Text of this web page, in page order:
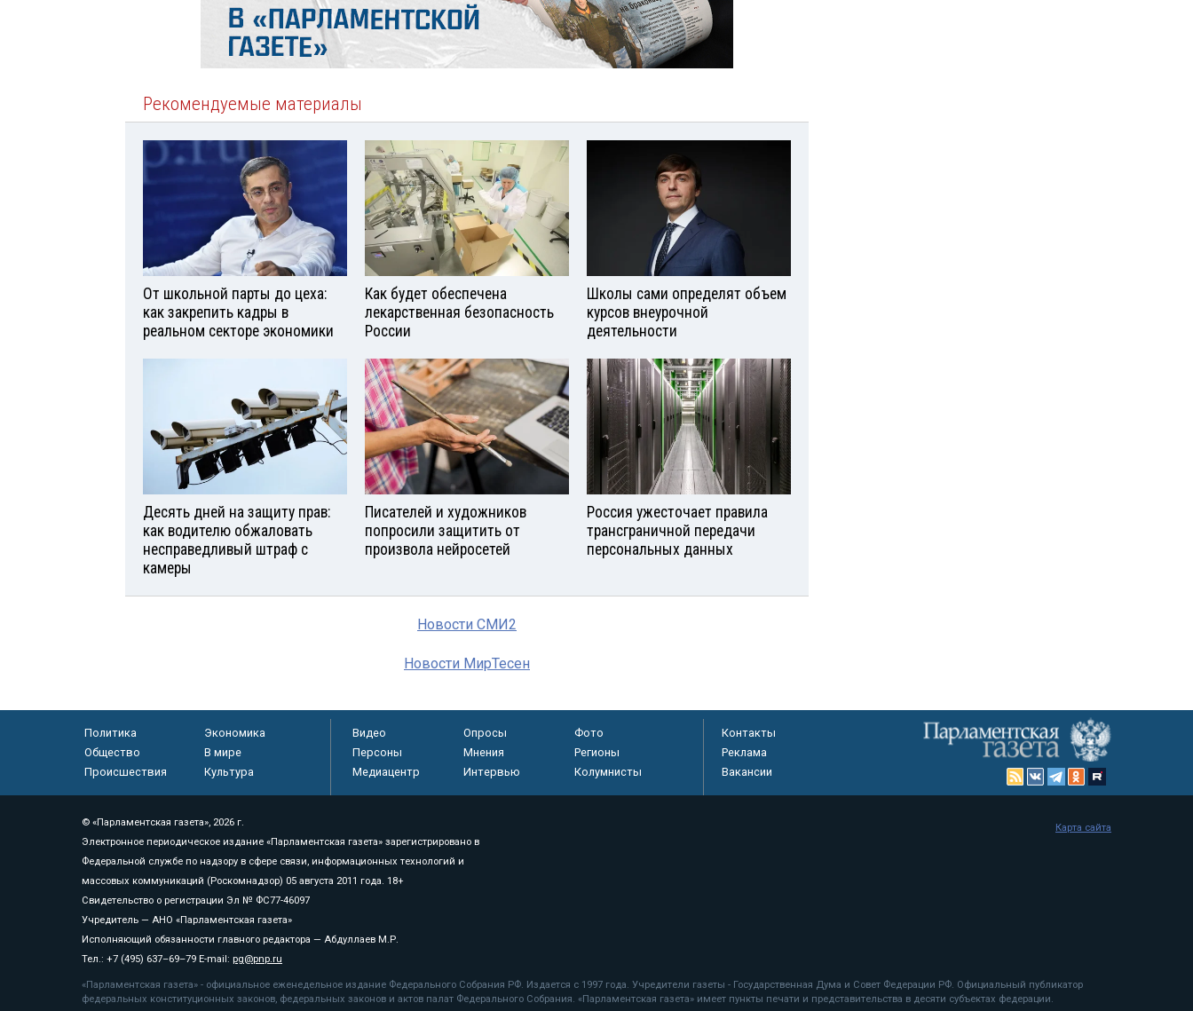
Рекомендуемые материалы
От школьной парты до цеха:
как закрепить кадры в
реальном секторе экономики
Как будет обеспечена
лекарственная безопасность
России
Школы сами определят объем
курсов внеурочной
деятельности
Десять дней на защиту прав:
как водителю обжаловать
несправедливый штраф с
камеры
Писателей и художников
попросили защитить от
произвола нейросетей
Россия ужесточает правила
трансграничной передачи
персональных данных
Новости СМИ2
Новости МирТесен
Политика
Экономика
Общество
В мире
Происшествия
Культура
Видео Опросы
Фото
Персоны
Мнения
Регионы
Медиацентр
Интервью Колумнисты
Контакты
Реклама
Вакансии
© «Парламентская газета», 2026 г.
Электронное периодическое издание «Парламентская газета» зарегистрировано в
Федеральной службе по надзору в сфере связи, информационных технологий и
массовых коммуникаций (Роскомнадзор) 05 августа 2011 года. 18+
Свидетельство о регистрации Эл № ФС77-46097
Учредитель — АНО «Парламентская газета»
Исполняющий обязанности главного редактора — Абдуллаев М.Р.
Тел.: +7 (495) 637–69–79 E-mail: pg@pnp.ru
«Парламентская газета» - официальное еженедельное издание Федерального Собрания РФ. Издается с 1997 года. Учредители газеты - Государственная Дума и Совет Федерации РФ. Официальный публикатор
федеральных конституционных законов, федеральных законов и актов палат Федерального Собрания. «Парламентская газета» имеет пункты печати и представительства в десяти субъектах федерации.
Карта сайта